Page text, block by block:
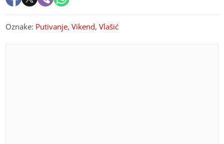
Oznake: Putivanje,Vikend,Vlašić